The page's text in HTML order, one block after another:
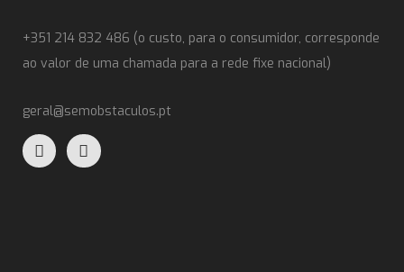
+351 214 832 486 (o custo, para o consumidor, corresponde
ao valor de uma chamada para a rede fixe nacional)
geral@semobstaculos.pt